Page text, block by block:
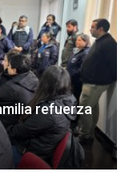
refuerza